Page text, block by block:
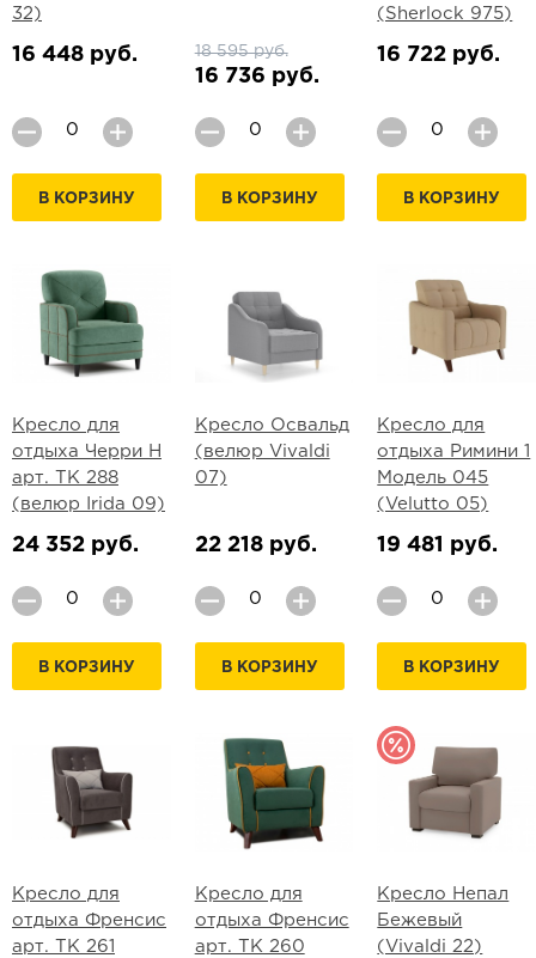
32)
16 448 руб.
В КОРЗИНУ
18 595 руб.
16 736 руб.
В КОРЗИНУ
(Sherlock 975)
16 722 руб.
В КОРЗИНУ
Кресло для
отдыха Черри Н
арт. ТК 288
(велюр Irida 09)
24 352 руб.
В КОРЗИНУ
Кресло Освальд
(велюр Vivaldi
07)
22 218 руб.
В КОРЗИНУ
Кресло для
отдыха Римини 1
Модель 045
(Velutto 05)
19 481 руб.
В КОРЗИНУ
Кресло для
отдыха Френсис
арт. ТК 261
Кресло для
отдыха Френсис
арт. ТК 260
Кресло Непал
Бежевый
(Vivaldi 22)